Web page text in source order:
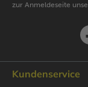
zur Anmeldeseite
Kundenservice